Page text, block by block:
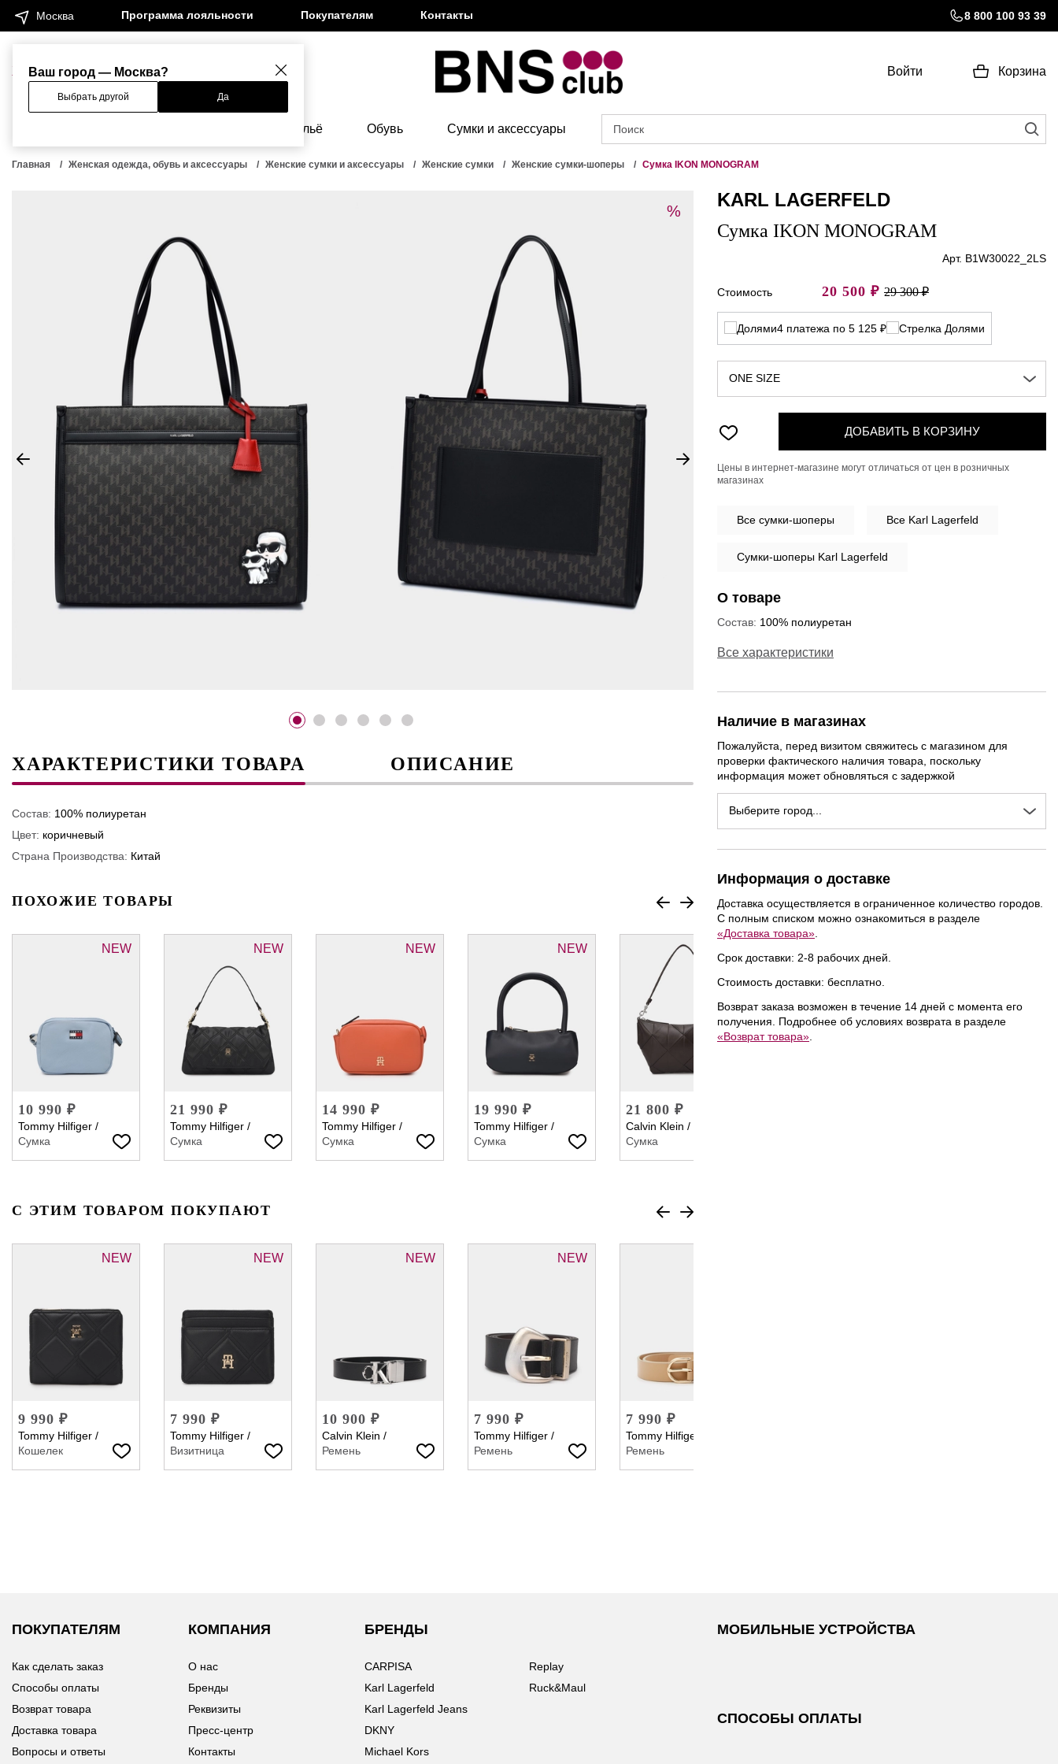
Ваш город — Москва?
Выбрать другой Да
Москва Программа лояльности Покупателям Контакты 8 800 100 93 39
Женщинам Мужчинам Войти Корзина
Бельё Обувь Сумки и аксессуары
Главная Женская одежда, обувь и аксессуары Женские сумки и аксессуары Женские сумки Женские сумки-шоперы Сумка IKON MONOGRAM
%
ХАРАКТЕРИСТИКИ ТОВАРА ОПИСАНИЕ
Состав: 100% полиуретан
Цвет: коричневый
Страна Производства: Китай
ПОХОЖИЕ ТОВАРЫ
NEW
10 990 ₽
Tommy Hilfiger /
Сумка
NEW
21 990 ₽
Tommy Hilfiger /
Сумка
NEW
14 990 ₽
Tommy Hilfiger /
Сумка
NEW
19 990 ₽
Tommy Hilfiger /
Сумка
21 800 ₽
Calvin Klein /
Сумка
С ЭТИМ ТОВАРОМ ПОКУПАЮТ
NEW
9 990 ₽
Tommy Hilfiger /
Кошелек
NEW
7 990 ₽
Tommy Hilfiger /
Визитница
NEW
10 900 ₽
Calvin Klein /
Ремень
NEW
7 990 ₽
Tommy Hilfiger /
Ремень
7 990 ₽
Tommy Hilfiger
Ремень
KARL LAGERFELD
Сумка IKON MONOGRAM
Арт. B1W30022_2LS
Стоимость 20 500 ₽ 29 300 ₽
4 платежа по 5 125 ₽
ONE SIZE
ДОБАВИТЬ В КОРЗИНУ
Цены в интернет-магазине могут отличаться от цен в розничных
магазинах
Все сумки-шоперы Все Karl Lagerfeld
Сумки-шоперы Karl Lagerfeld
О товаре
Состав: 100% полиуретан
Все характеристики
Наличие в магазинах
Пожалуйста, перед визитом свяжитесь с магазином для
проверки фактического наличия товара, поскольку
информация может обновляться с задержкой
Выберите город...
Информация о доставке
Доставка осуществляется в ограниченное количество городов.
С полным списком можно ознакомиться в разделе
«Доставка товара»
Срок доставки: 2-8 рабочих дней.
Стоимость доставки: бесплатно.
Возврат заказа возможен в течение 14 дней с момента его
получения. Подробнее об условиях возврата в разделе
«Возврат товара»
ПОКУПАТЕЛЯМ
Как сделать заказ
Способы оплаты
Возврат товара
Доставка товара
Вопросы и ответы
КОМПАНИЯ
О нас
Бренды
Реквизиты
Пресс-центр
Контакты
БРЕНДЫ
CARPISA
Karl Lagerfeld
Karl Lagerfeld Jeans
DKNY
Michael Kors
Replay
Ruck&Maul
МОБИЛЬНЫЕ УСТРОЙСТВА
СПОСОБЫ ОПЛАТЫ